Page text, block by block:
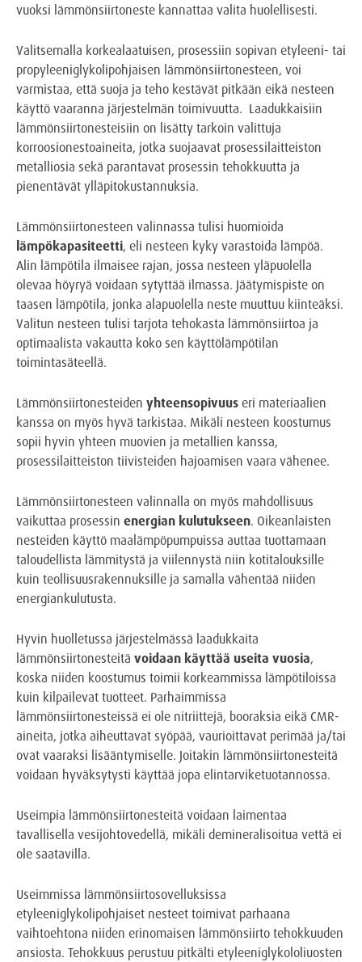
vuoksi lämmönsiirtoneste kannattaa valita huolellisesti.
Valitsemalla korkealaatuisen, prosessiin sopivan etyleeni- tai
propyleeniglykolipohjaisen lämmönsiirtonesteen, voi
varmistaa, että suoja ja teho kestävät pitkään eikä nesteen
käyttö vaaranna järjestelmän toimivuutta. Laadukkaisiin
lämmönsiirtonesteisiin on lisätty tarkoin valittuja
korroosionestoaineita, jotka suojaavat prosessilaitteiston
metalliosia sekä parantavat prosessin tehokkuutta ja
pienentävät ylläpitokustannuksia.
Lämmönsiirtonesteen valinnassa tulisi huomioida
lämpökapasiteetti, eli nesteen kyky varastoida lämpöä.
Alin lämpötila ilmaisee rajan, jossa nesteen yläpuolella
olevaa höyryä voidaan sytyttää ilmassa. Jäätymispiste on
taasen lämpötila, jonka alapuolella neste muuttuu kiinteäksi.
Valitun nesteen tulisi tarjota tehokasta lämmönsiirtoa ja
optimaalista vakautta koko sen käyttölämpötilan
toimintasäteellä.
Lämmönsiirtonesteiden yhteensopivuus eri materiaalien
kanssa on myös hyvä tarkistaa. Mikäli nesteen koostumus
sopii hyvin yhteen muovien ja metallien kanssa,
prosessilaitteiston tiivisteiden hajoamisen vaara vähenee.
Lämmönsiirtonesteen valinnalla on myös mahdollisuus
vaikuttaa prosessin energian kulutukseen. Oikeanlaisten
nesteiden käyttö maalämpöpumpuissa auttaa tuottamaan
taloudellista lämmitystä ja viilennystä niin kotitalouksille
kuin teollisuusrakennuksille ja samalla vähentää niiden
energiankulutusta.
Hyvin huolletussa järjestelmässä laadukkaita
lämmönsiirtonesteitä voidaan käyttää useita vuosia,
koska niiden koostumus toimii korkeammissa lämpötiloissa
kuin kilpailevat tuotteet. Parhaimmissa
lämmönsiirtonesteissä ei ole nitriittejä, booraksia eikä CMR-
aineita, jotka aiheuttavat syöpää, vaurioittavat perimää ja/tai
ovat vaaraksi lisääntymiselle. Joitakin lämmönsiirtonesteitä
voidaan hyväksytysti käyttää jopa elintarviketuotannossa.
Useimpia lämmönsiirtonesteitä voidaan laimentaa
tavallisella vesijohtovedellä, mikäli demineralisoitua vettä ei
ole saatavilla.
Useimmissa lämmönsiirtosovelluksissa
etyleeniglykolipohjaiset nesteet toimivat parhaana
vaihtoehtona niiden erinomaisen lämmönsiirto tehokkuuden
ansiosta. Tehokkuus perustuu pitkälti etyleeniglykololiuosten